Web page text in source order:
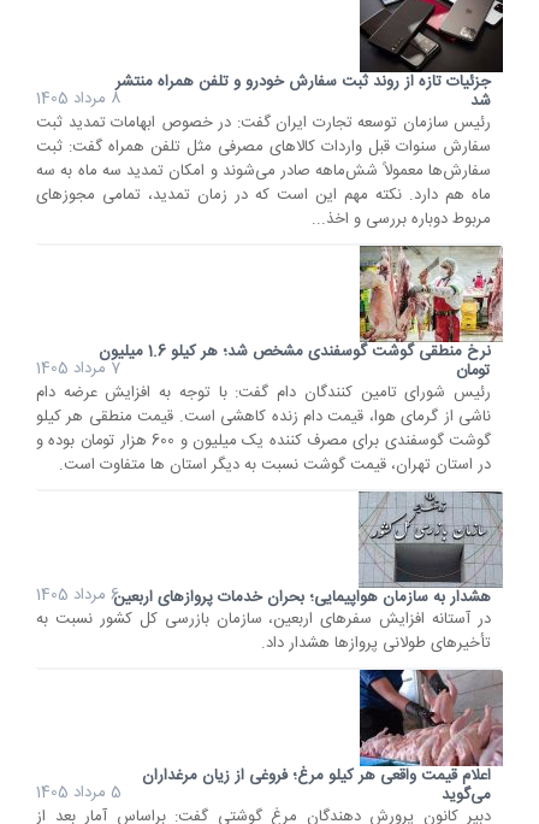
جزئیات تازه از روند ثبت سفارش خودرو و تلفن همراه منتشر
شد
8 مرداد 1405
رئیس سازمان توسعه تجارت ایران گفت: در خصوص ابهامات تمدید ثبت
سفارش سنوات قبل واردات کالاهای مصرفی مثل تلفن همراه گفت: ثبت
سفارش‌ها معمولاً شش‌ماهه صادر می‌شوند و امکان تمدید سه ماه به سه
ماه هم دارد. نکته مهم این است که در زمان تمدید، تمامی مجوزهای
مربوط دوباره بررسی و اخذ...
نرخ منطقی گوشت گوسفندی مشخص شد؛ هر کیلو 1.6 میلیون
تومان
7 مرداد 1405
رئیس شورای تامین کنندگان دام گفت: با توجه به افزایش عرضه دام
ناشی از گرمای هوا، قیمت دام زنده کاهشی است. قیمت منطقی هر کیلو
گوشت گوسفندی برای مصرف کننده یک میلیون و 600 هزار تومان بوده و
در استان تهران، قیمت گوشت نسبت به دیگر استان ها متفاوت است.
هشدار به سازمان هواپیمایی؛ بحران خدمات پروازهای اربعین6 مرداد 1405
در آستانه افزایش سفرهای اربعین، سازمان بازرسی کل کشور نسبت به
تأخیرهای طولانی پروازها هشدار داد.
اعلام قیمت واقعی هر کیلو مرغ؛ فروغی از زیان مرغداران
می‌گوید
5 مرداد 1405
دبیر کانون پرورش دهندگان مرغ گوشتی گفت: براساس آمار بعد از